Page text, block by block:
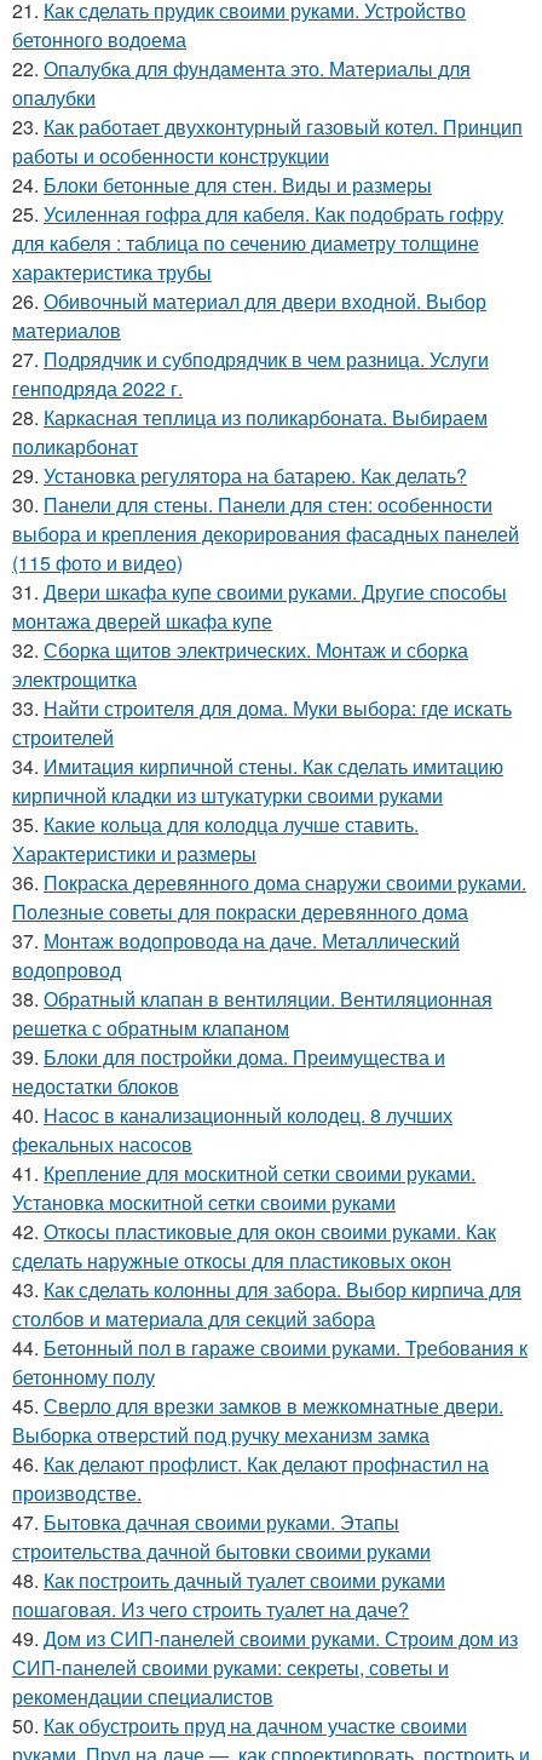
21. Как сделать прудик своими руками. Устройство
бетонного водоема
22. Опалубка для фундамента это. Материалы для
опалубки
23. Как работает двухконтурный газовый котел. Принцип
работы и особенности конструкции
24. Блоки бетонные для стен. Виды и размеры
25. Усиленная гофра для кабеля. Как подобрать гофру
для кабеля : таблица по сечению диаметру толщине
характеристика трубы
26. Обивочный материал для двери входной. Выбор
материалов
27. Подрядчик и субподрядчик в чем разница. Услуги
генподряда 2022 г.
28. Каркасная теплица из поликарбоната. Выбираем
поликарбонат
29. Установка регулятора на батарею. Как делать?
30. Панели для стены. Панели для стен: особенности
выбора и крепления декорирования фасадных панелей
(115 фото и видео)
31. Двери шкафа купе своими руками. Другие способы
монтажа дверей шкафа купе
32. Сборка щитов электрических. Монтаж и сборка
электрощитка
33. Найти строителя для дома. Муки выбора: где искать
строителей
34. Имитация кирпичной стены. Как сделать имитацию
кирпичной кладки из штукатурки своими руками
35. Какие кольца для колодца лучше ставить.
Характеристики и размеры
36. Покраска деревянного дома снаружи своими руками.
Полезные советы для покраски деревянного дома
37. Монтаж водопровода на даче. Металлический
водопровод
38. Обратный клапан в вентиляции. Вентиляционная
решетка с обратным клапаном
39. Блоки для постройки дома. Преимущества и
недостатки блоков
40. Насос в канализационный колодец. 8 лучших
фекальных насосов
41. Крепление для москитной сетки своими руками.
Установка москитной сетки своими руками
42. Откосы пластиковые для окон своими руками. Как
сделать наружные откосы для пластиковых окон
43. Как сделать колонны для забора. Выбор кирпича для
столбов и материала для секций забора
44. Бетонный пол в гараже своими руками. Требования к
бетонному полу
45. Сверло для врезки замков в межкомнатные двери.
Выборка отверстий под ручку механизм замка
46. Как делают профлист. Как делают профнастил на
производстве.
47. Бытовка дачная своими руками. Этапы
строительства дачной бытовки своими руками
48. Как построить дачный туалет своими руками
пошаговая. Из чего строить туалет на даче?
49. Дом из СИП-панелей своими руками. Строим дом из
СИП-панелей своими руками: секреты, советы и
рекомендации специалистов
50. Как обустроить пруд на дачном участке своими